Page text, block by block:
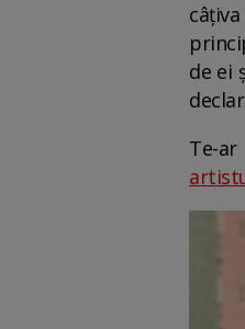
de ei
Te-